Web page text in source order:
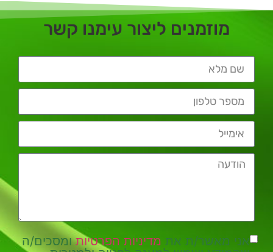
מוזמנים ליצור עימנו קשר
אני מאשר/ת את מדיניות הפרטיותומסכים/ה